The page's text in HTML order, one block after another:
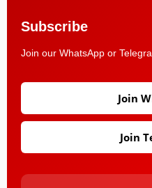
Subscribe
Join our WhatsApp or
Join
Join